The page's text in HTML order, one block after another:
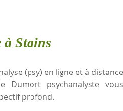
à Stains
(psy) en ligne et à distance
Dumort psychanalyste vous
profond.